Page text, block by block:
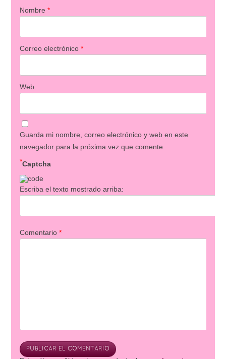
Nombre *
Correo electrónico *
Web
Guarda mi nombre, correo electrónico y web en este
navegador para la próxima vez que comente.
Captcha
*
Escriba el texto mostrado arriba:
Comentario *